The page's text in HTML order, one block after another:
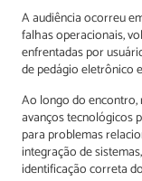
A audiência ocorreu
falhas operacionais,
enfrentadas por
de pedágio eletrônico
Ao longo do
avanços tecnológicos
para problemas
integração de
identificação correta